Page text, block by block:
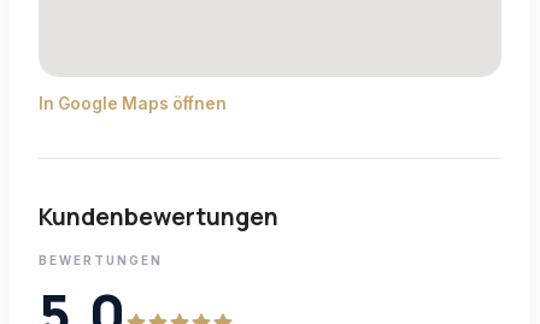
In Google Maps öffnen
Kundenbewertungen
BEWERTUNGEN